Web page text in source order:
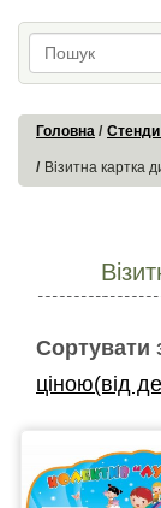
Головна Стенди
Візитна картка
Сортувати
ціною(від